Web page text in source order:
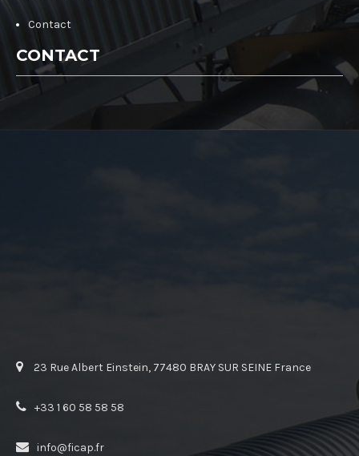
Contact
CONTACT
23 Rue Albert Einstein, 77480 BRAY SUR SEINE France
+33 1 60 58 58 58
info@ficap.fr